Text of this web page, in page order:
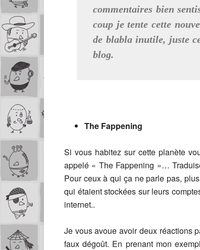
commentaires bien
coup je tente cette
de blabla inutile, juste
blog.
The Fappening
Si vous habitez sur cette planète
appelé « The Fappening »…
Pour ceux à qui ça ne parle pas,
qui étaient stockées sur leurs
internet..
Je vous avoue avoir deux réactions
faux dégoût. En prenant mon